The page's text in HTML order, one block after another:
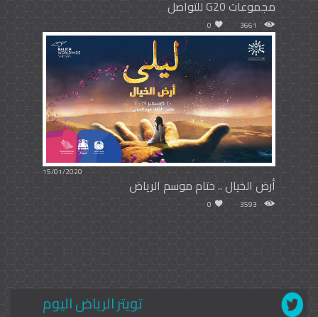
مجموعات G20 للتواصل
3661
0
15/01/2020
أرض الخيال .. ختام موسم الرياض
3593
0
تويتر الرياض اليوم